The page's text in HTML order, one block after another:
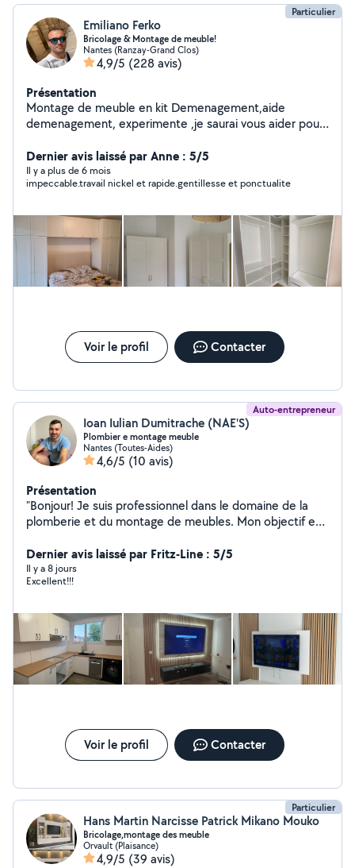
Particulier
Emiliano Ferko
Bricolage & Montage de meuble!
Nantes (Ranzay-Grand Clos)
4,9/5 (228 avis)
Présentation
Montage de meuble en kit Demenagement,aide
demenagement, experimente ,je saurai vous aider pour
chargement/dechargement.
Dernier avis laissé par Anne : 5/5
Il y a plus de 6 mois
impeccable.travail nickel et rapide.gentillesse et ponctualite
Voir le profil Contacter
Auto-entrepreneur
Ioan Iulian Dumitrache (NAE'S)
Plombier e montage meuble
Nantes (Toutes-Aides)
4,6/5 (10 avis)
Présentation
"Bonjour! Je suis professionnel dans le domaine de la
plomberie et du montage de meubles. Mon objectif est
besoins. N'hésitez pas à me contacter pour toute
demande ou question. Merci et à bientôt!"
Dernier avis laissé par Fritz-Line : 5/5
Il y a 8 jours
Excellent!!!
Voir le profil Contacter
Particulier
Hans Martin Narcisse Patrick Mikano Mouko
Bricolage,montage des meuble
Orvault (Plaisance)
4,9/5 (39 avis)